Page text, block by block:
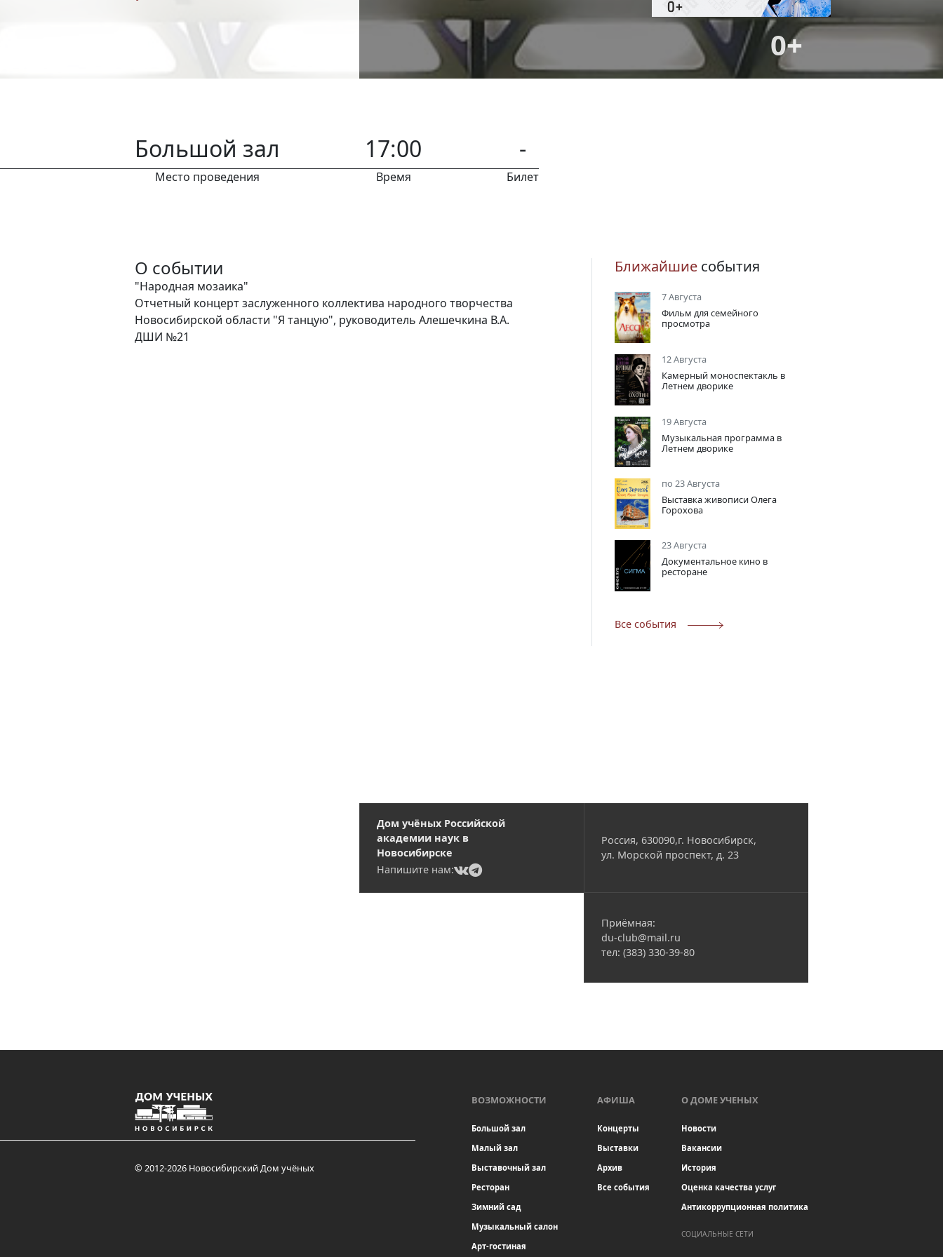
0+
Большой зал
Место проведения
17:00
Время
-
Билет
О событии
"Народная мозаика"
Отчетный концерт заслуженного коллектива народного творчества
Новосибирской области "Я танцую", руководитель Алешечкина В.А.
ДШИ №21
Ближайшие события
7 Августа
Фильм для семейного
просмотра
12 Августа
Камерный моноспектакль в
Летнем дворике
19 Августа
Музыкальная программа в
Летнем дворике
по 23 Августа
Выставка живописи Олега
Горохова
23 Августа
Документальное кино в
ресторане
Все события
Дом учёных Российской
академии наук в
Новосибирске
Напишите нам:
(current)
(current)
Россия, 630090,г. Новосибирск,
ул. Морской проспект, д. 23
Приёмная:
du-club@mail.ru
тел: (383) 330-39-80
© 2012-2026 Новосибирский Дом учёных
ВОЗМОЖНОСТИ
Большой зал
Малый зал
Выставочный зал
Ресторан
Зимний сад
Музыкальный салон
Арт-гостиная
АФИША
Концерты
Выставки
Архив
Все события
О ДОМЕ УЧЕНЫХ
Новости
Вакансии
История
Оценка качества услуг
Антикоррупционная политика
СОЦИАЛЬНЫЕ СЕТИ